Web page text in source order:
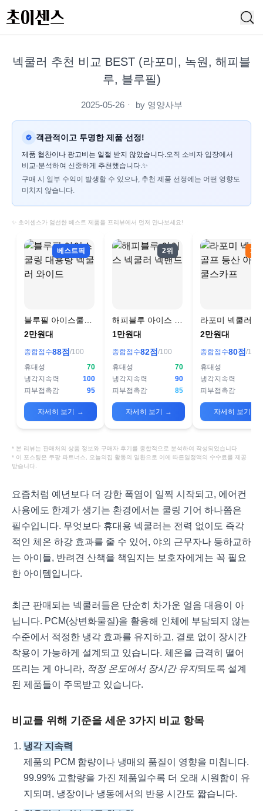
넥쿨러 추천 비교 BEST (라포미, 녹원, 해피블
루, 블루필)
2025-05-26ㆍ by 영양사부
객관적이고 투명한 제품 선정!
제품 협찬이나 광고비는 일절 받지 않았습니다.오직 소비자 입장에서
비교·분석하여 신중하게 추천했습니다.✨
구매 시 일부 수익이 발생할 수 있으나, 추천 제품 선정에는 어떤 영향도
미치지 않습니다.
✨ 초이센스가 엄선한 베스트 제품을 프리뷰에서 먼저 만나보세요!
베스트픽
블루필 아이스쿨링
대용량 넥쿨러 와이
2만원대
종합점수88점 /100
휴대성
70
냉각지속력
100
피부접촉감
95
자세히 보기 →
2위
해피블루 아이스 넥
쿨러 넥밴드
1만원대
종합점수82점 /100
휴대성
70
냉각지속력
90
피부접촉감
85
자세히 보기 →
3위
라포미 넥쿨러
등산 아이스 쿨
2만원대
종합점수80점 /100
휴대성
냉각지속력
피부접촉감
자세히 보기
* 본 리뷰는 판매처의 상품 정보와 구매자 후기를 종합적으로 분석하여 작성되었습니다
* 이 포스팅은 쿠팡 파트너스, 오늘의집 활동의 일환으로 이에 따른일정액의 수수료를 제공
받습니다.
요즘처럼 예년보다 더 강한 폭염이 일찍 시작되고, 에어컨
사용에도 한계가 생기는 환경에서는 쿨링 기어 하나쯤은
필수입니다. 무엇보다 휴대용 넥쿨러는 전력 없이도 즉각
적인 체온 하강 효과를 줄 수 있어, 야외 근무자나 등하교하
는 아이들, 반려견 산책을 책임지는 보호자에게는 꼭 필요
한 아이템입니다.
최근 판매되는 넥쿨러들은 단순히 차가운 얼음 대용이 아
닙니다. PCM(상변화물질)을 활용해 인체에 부담되지 않는
수준에서 적정한 냉각 효과를 유지하고, 결로 없이 장시간
착용이 가능하게 설계되고 있습니다. 체온을 급격히 떨어
뜨리는 게 아니라, 적정 온도에서 장시간 유지되도록 설계
된 제품들이 주목받고 있습니다.
비교를 위해 기준을 세운 3가지 비교 항목
냉각 지속력
제품의 PCM 함량이나 냉매의 품질이 영향을 미칩니다.
99.99% 고함량을 가진 제품일수록 더 오래 시원함이 유
지되며, 냉장이나 냉동에서의 반응 시간도 짧습니다.